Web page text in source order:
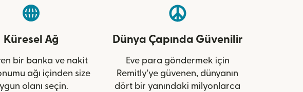
Küresel Ağ
bir banka ve nakit
ağı içinden size
olanı seçin.
Dünya Çapında Güvenilir
Eve para göndermek için
Remitly'ye güvenen, dünyanın
dört bir yanındaki milyonlarca